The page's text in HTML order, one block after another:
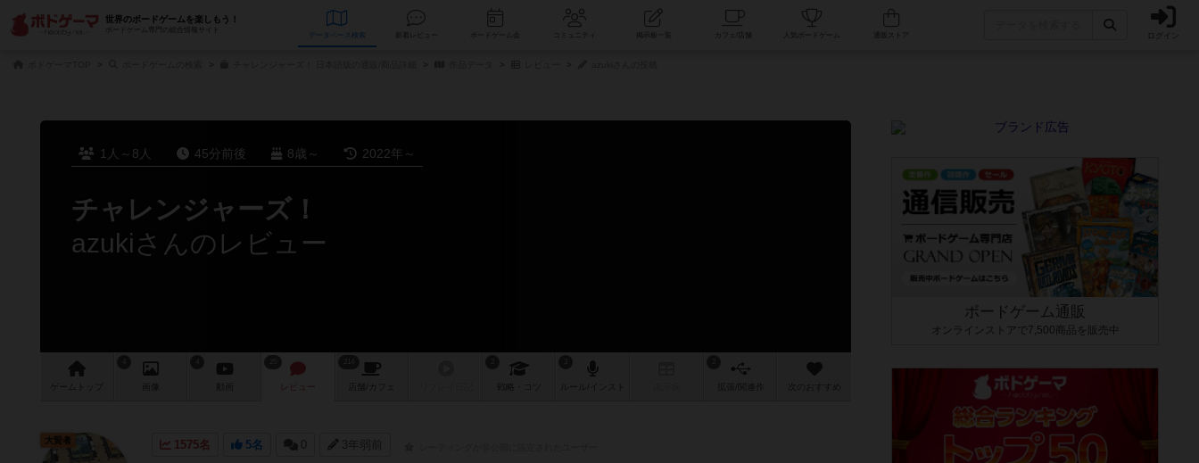
世界のボードゲームを楽しもう！
ボードゲーム専門の総合情報サイト
データベース コミュニティ 人気ボードゲーム ログイン
1人～8人 45分前後 8歳～ 2022年～
チャレンジャーズ！
azukiさんのレビュー
ゲーム 画像 レビュー 店舗/ カフェ 戦略 作 次のおすすめ
1575名 5名 0 3年弱前
大賢者
ボードゲーム通販
オンラインストアで7,500商品を販売中